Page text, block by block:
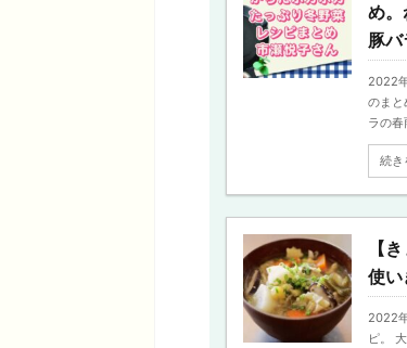
め。
豚
2022
のまと
ラの
続き
【
使い
2022
ピ。